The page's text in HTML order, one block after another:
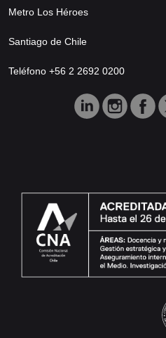
Metro Los Héroes
Santiago de Chile
Teléfono +56 2 2692 0200